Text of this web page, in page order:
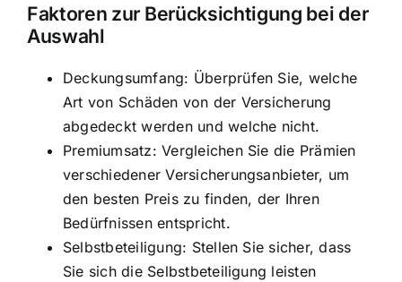
Faktoren zur Berücksichtigung bei der
Auswahl
Deckungsumfang: Überprüfen Sie, welche
Art von Schäden von der Versicherung
abgedeckt werden und welche nicht.
Premiumsatz: Vergleichen Sie die Prämien
verschiedener Versicherungsanbieter, um
den besten Preis zu finden, der Ihren
Bedürfnissen entspricht.
Selbstbeteiligung: Stellen Sie sicher, dass
Sie sich die Selbstbeteiligung leisten